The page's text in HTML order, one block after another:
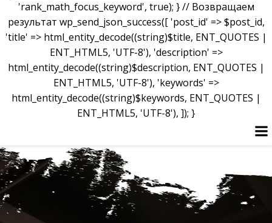
'rank_math_focus_keyword', true); } // Возвращаем
результат wp_send_json_success([ 'post_id' => $post_id,
'title' => html_entity_decode((string)$title, ENT_QUOTES |
ENT_HTML5, 'UTF-8'), 'description' =>
html_entity_decode((string)$description, ENT_QUOTES |
ENT_HTML5, 'UTF-8'), 'keywords' =>
html_entity_decode((string)$keywords, ENT_QUOTES |
ENT_HTML5, 'UTF-8'), ]); }